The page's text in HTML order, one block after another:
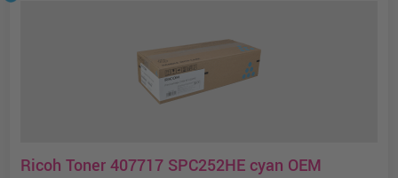
Ricoh Toner 407717 SPC252HE cyan OEM